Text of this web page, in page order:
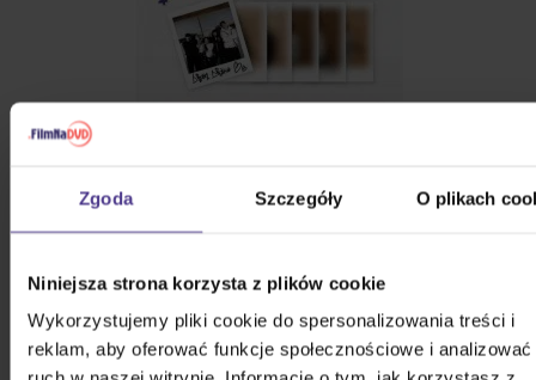
Zgoda Szczegóły O plikach
Niniejsza strona korzysta z plików cookie
Wykorzystujemy pliki cookie do spersonalizowania treści i
reklam, aby oferować funkcje społecznościowe i analizować